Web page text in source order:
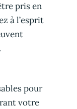
pris en
à l’esprit
pour
votre